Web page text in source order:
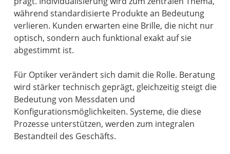
während standardisierte Produkte an Bedeutung
verlieren. Kunden erwarten eine Brille, die nicht nur
optisch, sondern auch funktional exakt auf sie
abgestimmt ist.
Für Optiker verändert sich damit die Rolle. Beratung
wird stärker technisch geprägt, gleichzeitig steigt die
Bedeutung von Messdaten und
Konfigurationsmöglichkeiten. Systeme, die diese
Prozesse unterstützen, werden zum integralen
Bestandteil des Geschäfts.